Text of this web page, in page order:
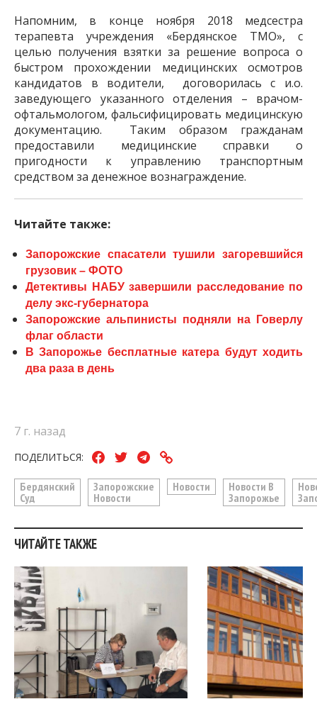
Напомним, в конце ноября 2018 медсестра
терапевта учреждения «Бердянское ТМО», с
целью получения взятки за решение вопроса о
быстром прохождении медицинских осмотров
кандидатов в водители, договорилась с и.о.
заведующего указанного отделения – врачом-
офтальмологом, фальсифицировать медицинскую
документацию. Таким образом гражданам
предоставили медицинские справки о
пригодности к управлению транспортным
средством за денежное вознаграждение.
Читайте также:
Запорожские спасатели тушили загоревшийся
грузовик – ФОТО
Детективы НАБУ завершили расследование по
делу экс-губернатора
Запорожские альпинисты подняли на Говерлу
флаг области
В Запорожье бесплатные катера будут ходить
два раза в день
7 г. назад
ПОДЕЛИТЬСЯ:
Бердянский
Суд
Запорожские
Новости
Новости
Новости В
Запорожье
ЧИТАЙТЕ ТАКЖЕ